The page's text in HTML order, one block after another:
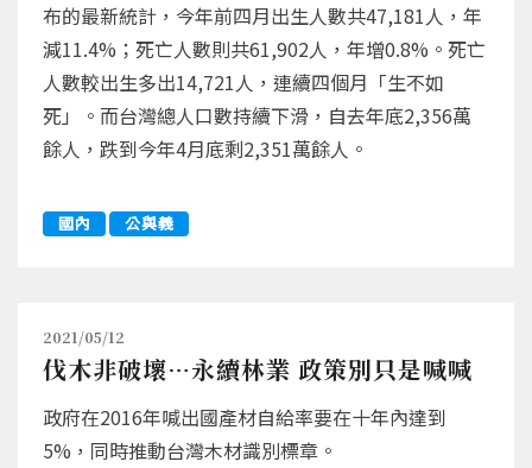
布的最新統計，今年前四月出生人數共47,181人，年
減11.4%；死亡人數則共61,902人，年增0.8%。死亡
人數較出生多出14,721人，連續四個月「生不如
死」。而台灣總人口數持續下滑，自去年底2,356萬
餘人，跌到今年4月底剩2,351萬餘人。
國內 公與義
2021/05/12
伐木非破壞…永續林業 政策別只是喊喊
政府在2016年喊出國產材自給率要在十年內達到
5%，同時推動台灣木材識別標章。